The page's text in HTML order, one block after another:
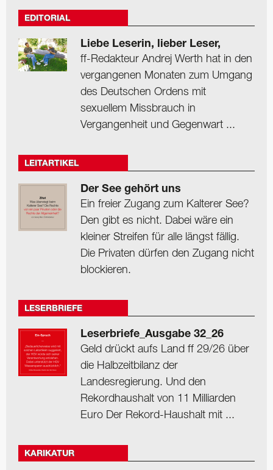
EDITORIAL
Liebe Leserin, lieber Leser,
ff-Redakteur Andrej Werth hat in den
vergangenen Monaten zum Umgang
des Deutschen Ordens mit
sexuellem Missbrauch in
Vergangenheit und Gegenwart ...
LEITARTIKEL
Der See gehört uns
Ein freier Zugang zum Kalterer See?
Den gibt es nicht. Dabei wäre ein
kleiner Streifen für alle längst fällig.
Die Privaten dürfen den Zugang nicht
blockieren.
LESERBRIEFE
Leserbriefe_Ausgabe 32_26
Geld drückt aufs Land ff 29/26 über
die Halbzeitbilanz der
Landesregierung. Und den
Rekordhaushalt von 11 Milliarden
Euro Der Rekord-Haushalt mit ...
KARIKATUR